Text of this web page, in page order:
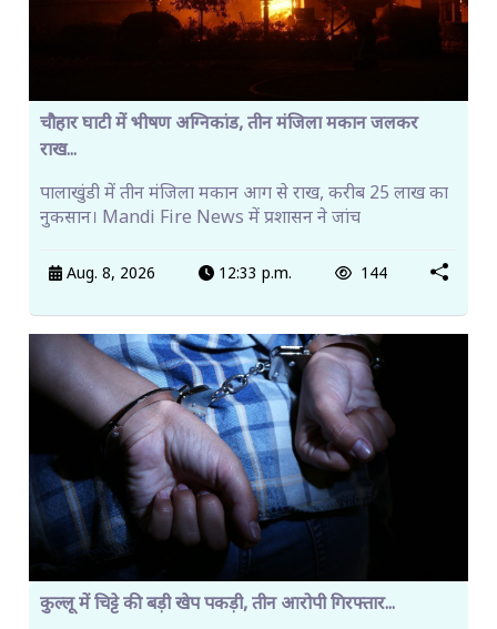
चौहार घाटी में भीषण अग्निकांड, तीन मंजिला मकान जलकर
राख...
पालाखुंडी में तीन मंजिला मकान आग से राख, करीब 25 लाख का
नुकसान। Mandi Fire News में प्रशासन ने जांच
Aug. 8, 2026 12:33 p.m. 144
कुल्लू में चिट्टे की बड़ी खेप पकड़ी, तीन आरोपी गिरफ्तार...